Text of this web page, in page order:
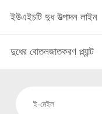
ইউএইচটি দুধ উত্পাদন লাইন
দুধের বোতলজাতকরণ প্ল্যান্ট